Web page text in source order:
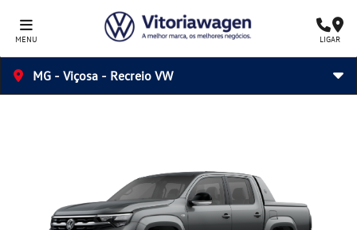
MENU LIGAR
MG - Viçosa - Recreio VW